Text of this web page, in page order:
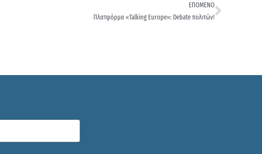
ΕΠΟΜΕΝΟ
Πλατφόρμα «Talking Europe»: Debate πολιτών!